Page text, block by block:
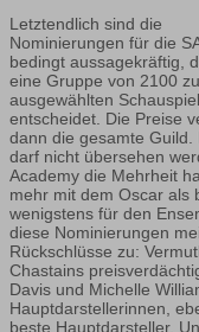
Letztendlich sind die
Nominierungen für die
bedingt aussagekräftig,
eine Gruppe von 2100
ausgewählten
entscheidet. Die Preise
dann die gesamte Guild.
darf nicht übersehen
Academy die Mehrheit
mehr mit dem Oscar als
wenigstens für den
diese Nominierungen
Rückschlüsse zu:
Chastains
Davis und Michelle
Hauptdarstellerinnen,
beste Hauptdarsteller.